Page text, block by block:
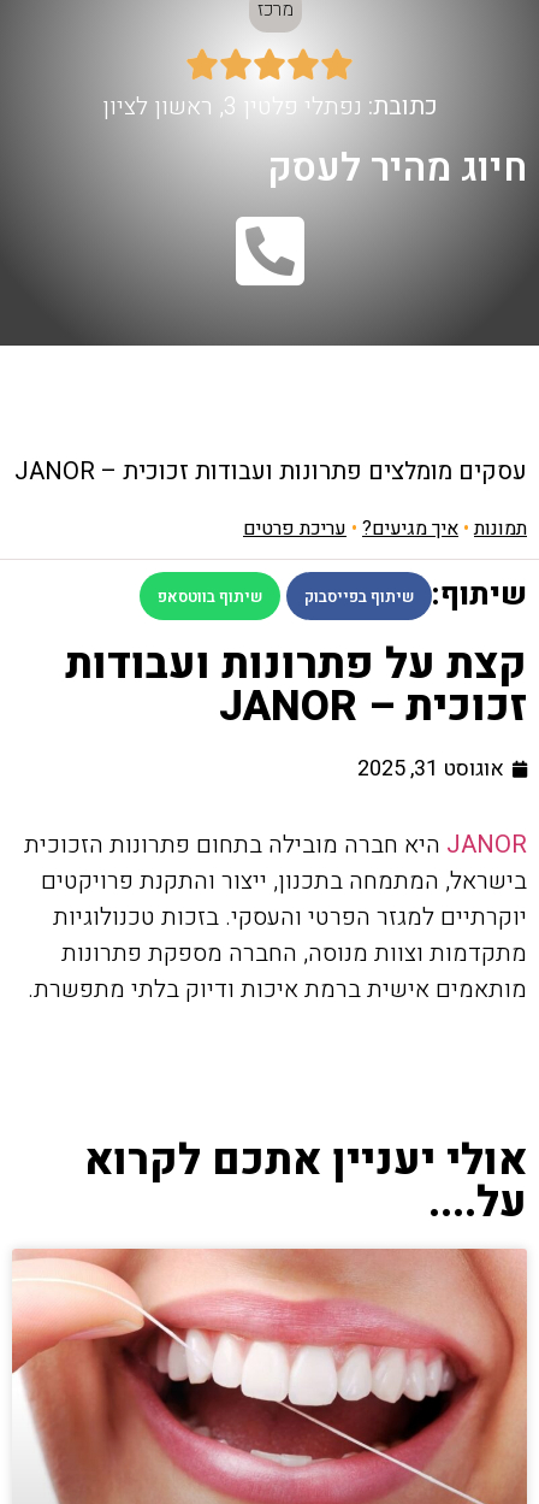
מרכז





כתובת: נפתלי פלטין 3, ראשון לציון
חיוג מהיר לעסק
עסקים מומלצים פתרונות ועבודות זכוכית – JANOR
תמונות• איך מגיעים? • עריכת פרטים
שיתוף: שיתוף בפייסבוק שיתוף בווטסאפ
קצת על פתרונות ועבודות
זכוכית – JANOR
אוגוסט 31, 2025
JANOR היא חברה מובילה בתחום פתרונות הזכוכית
בישראל, המתמחה בתכנון, ייצור והתקנת פרויקטים
יוקרתיים למגזר הפרטי והעסקי. בזכות טכנולוגיות
מתקדמות וצוות מנוסה, החברה מספקת פתרונות
מותאמים אישית ברמת איכות ודיוק בלתי מתפשרת.
אולי יעניין אתכם לקרוא
על....